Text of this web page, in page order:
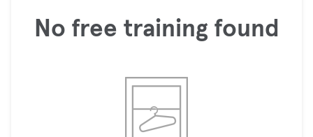
No free training found